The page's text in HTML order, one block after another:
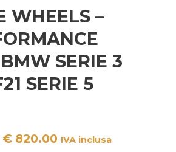
WHEELS –
BMW SERIE 3
SERIE 5
Il
€ 820.00 Il
IVA inclusa